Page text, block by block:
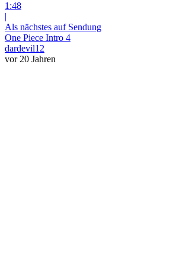
1:48
|
Als nächstes auf Sendung
One Piece Intro 4
dardevil12
vor 20 Jahren